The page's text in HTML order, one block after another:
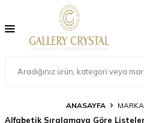
ANASAYFA
Alfabetik Sıralamaya Göre